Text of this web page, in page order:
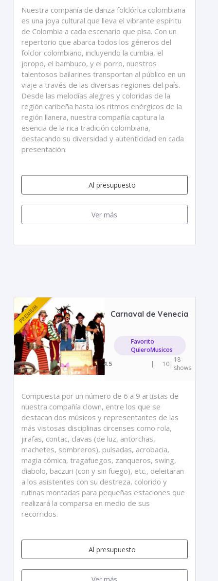
Nuestra compañía de danza folclórica colombiana
es una joya cultural que lleva el vibrante espíritu
de Colombia a cada escenario que pisa. Con un
repertorio que abarca todos los géneros del
folclor colombiano, incluyendo la cumbia, el
joropo, el bambuco, y el porro, nuestros
talentosos bailarines transportan al público en un
viaje a través de las diversas regiones del país.
Desde las melodías alegres y coloridas de la
región caribeña hasta los ritmos enérgicos de la
región llanera, nuestra compañía captura la
esencia de la rica tradición colombiana,
destacando su diversidad y autenticidad en cada
presentación.
Al presupuesto
Ver más
Carnaval de Venecia
Favorito
QuieroMusicos
4.5
| 10| 18
shows
Compuesta por un número de 6 a 9 artistas de
nuestra compañía clown, entre los que se
destacan dos músicos y representantes de las
más vistosas disciplinas circenses como rola,
jirafas, contac, clavas (de luz, antorchas,
machetes, sombreros), pulsadas, acrobacia,
magia cómica, tragafuegos, zanqueros, swing,
diabolo, baczuri (con y sin fuego), etc., deleitaran
a los asistentes con su destreza, colorido y
rutinas montadas para pequeñas estaciones que
realizará la comparsa en medio de sus
recorridos.
Al presupuesto
Ver más